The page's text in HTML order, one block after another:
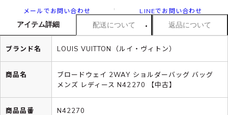
メールでお問い合わせ LINEでお問い合わせ
アイテム詳細 配送について 返品について
ブランド名 LOUIS VUITTON（ルイ・ヴィトン）
商品名
ブロードウェイ 2WAY ショルダーバッグ バッグ
メンズ レディース N42270 【中古】
商品品番 N42270